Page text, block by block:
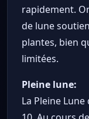
rapidement.
de lune
plantes, bien
limitées.
Pleine lune:
La Pleine